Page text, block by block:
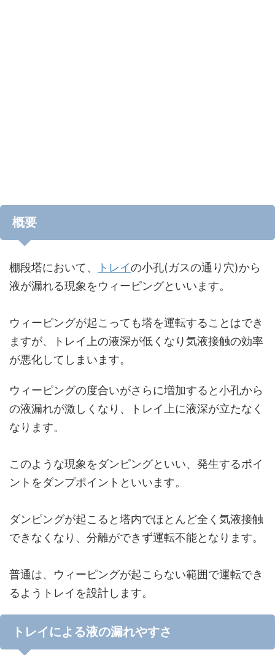
概要
棚段塔において、 トレイの小孔(ガスの通り穴)から
液が漏れる現象をウィーピングといいます。
ウィーピングが起こっても塔を運転することはでき
ますが、トレイ上の液深が低くなり気液接触の効率
が悪化してしまいます。
ウィーピングの度合いがさらに増加すると小孔から
の液漏れが激しくなり、トレイ上に液深が立たなく
なります。
このような現象をダンピングといい、発生するポイ
ントをダンプポイントといいます。
ダンピングが起こると塔内でほとんど全く気液接触
できなくなり、分離ができず運転不能となります。
普通は、ウィーピングが起こらない範囲で運転でき
るようトレイを設計します。
トレイによる液の漏れやすさ